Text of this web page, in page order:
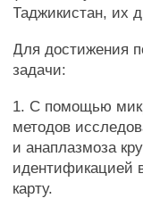
Таджикистан, их
Для достижения
задачи:
1. С помощью
методов
и анаплазмоза
идентификацией
карту.